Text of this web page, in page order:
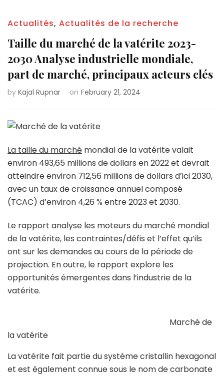
Actualités, Actualités de la recherche
Taille du marché de la vatérite 2023-
2030 Analyse industrielle mondiale,
part de marché, principaux acteurs clés
by Kajal Rupnar on February 21, 2024
La taille du marché mondial de la vatérite valait
environ 493,65 millions de dollars en 2022 et devrait
atteindre environ 712,56 millions de dollars d’ici 2030,
avec un taux de croissance annuel composé
(TCAC) d’environ 4,26 % entre 2023 et 2030.
Le rapport analyse les moteurs du marché mondial
de la vatérite, les contraintes/défis et l’effet qu’ils
ont sur les demandes au cours de la période de
projection. En outre, le rapport explore les
opportunités émergentes dans l’industrie de la
vatérite.
Marché de
la vatérite
La vatérite fait partie du système cristallin hexagonal
et est également connue sous le nom de carbonate